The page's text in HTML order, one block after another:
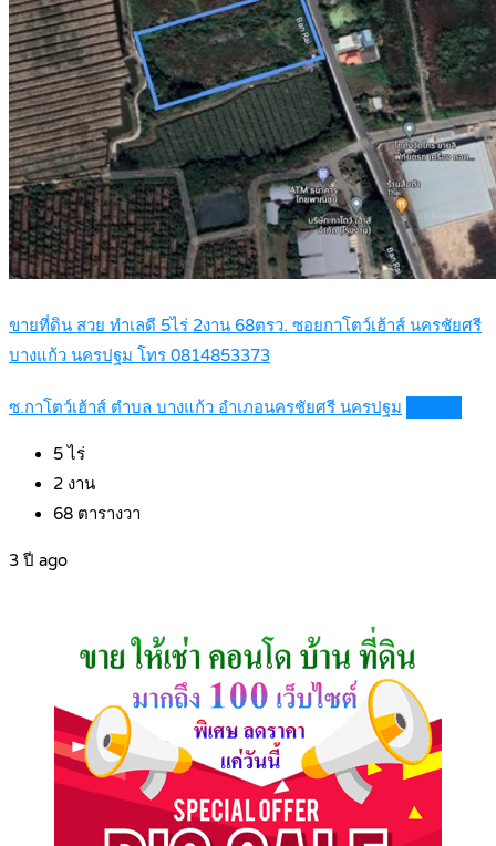
ขายที่ดิน สวย ทำเลดี 5ไร่ 2งาน 68ตรว. ซอยกาโตว์เฮ้าส์ นครชัยศรี
บางแก้ว นครปฐม โทร 0814853373
ซ.กาโตว์เฮ้าส์ ตำบล บางแก้ว อำเภอนครชัยศรี นครปฐม
5ไร่
2 งาน
68 ตารางวา
3 ปี ago